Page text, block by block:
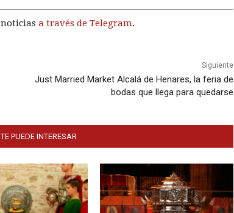
a través de Telegram.
Siguiente
Just Married Market Alcalá de Henares, la feria de
bodas que llega para quedarse
PUEDE INTERESAR